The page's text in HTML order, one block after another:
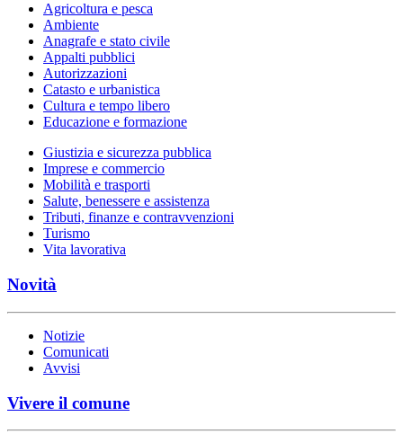
Agricoltura e pesca
Ambiente
Anagrafe e stato civile
Appalti pubblici
Autorizzazioni
Catasto e urbanistica
Cultura e tempo libero
Educazione e formazione
Giustizia e sicurezza pubblica
Imprese e commercio
Mobilità e trasporti
Salute, benessere e assistenza
Tributi, finanze e contravvenzioni
Turismo
Vita lavorativa
Novità
Notizie
Comunicati
Avvisi
Vivere il comune